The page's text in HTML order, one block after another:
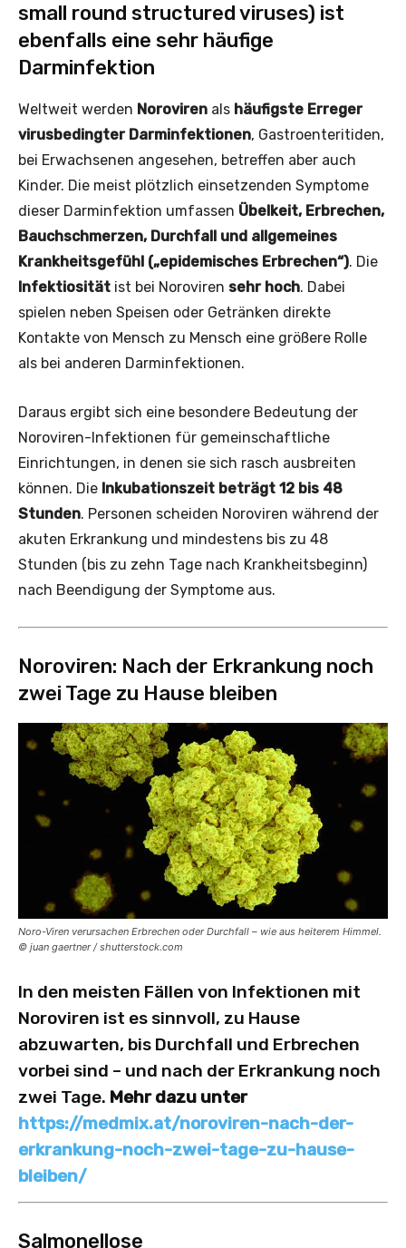
small round structured viruses) ist
ebenfalls eine sehr häufige
Darminfektion
Weltweit werden Noroviren als häufigste Erreger
virusbedingter Darminfektionen, Gastroenteritiden,
bei Erwachsenen angesehen, betreffen aber auch
Kinder. Die meist plötzlich einsetzenden Symptome
dieser Darminfektion umfassen Übelkeit, Erbrechen,
Bauchschmerzen, Durchfall und allgemeines
Krankheitsgefühl („epidemisches Erbrechen“). Die
Infektiosität ist bei Noroviren sehr hoch. Dabei
spielen neben Speisen oder Getränken direkte
Kontakte von Mensch zu Mensch eine größere Rolle
als bei anderen Darminfektionen.
Daraus ergibt sich eine besondere Bedeutung der
Noroviren-Infektionen für gemeinschaftliche
Einrichtungen, in denen sie sich rasch ausbreiten
können. Die Inkubationszeit beträgt 12 bis 48
Stunden. Personen scheiden Noroviren während der
akuten Erkrankung und mindestens bis zu 48
Stunden (bis zu zehn Tage nach Krankheitsbeginn)
nach Beendigung der Symptome aus.
Noroviren: Nach der Erkrankung noch
zwei Tage zu Hause bleiben
Noro-Viren verursachen Erbrechen oder Durchfall – wie aus heiterem Himmel.
© juan gaertner / shutterstock.com
In den meisten Fällen von Infektionen mit
Noroviren ist es sinnvoll, zu Hause
abzuwarten, bis Durchfall und Erbrechen
vorbei sind – und nach der Erkrankung noch
zwei Tage. Mehr dazu unter
https://medmix.at/noroviren-nach-der-
erkrankung-noch-zwei-tage-zu-hause-
bleiben/
Salmonellose